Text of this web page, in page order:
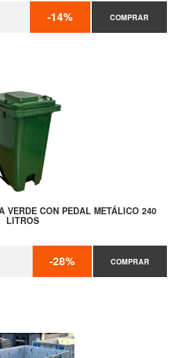
-14% COMPRAR
VERDE CON PEDAL METÁLICO 240
LITROS
-28% COMPRAR